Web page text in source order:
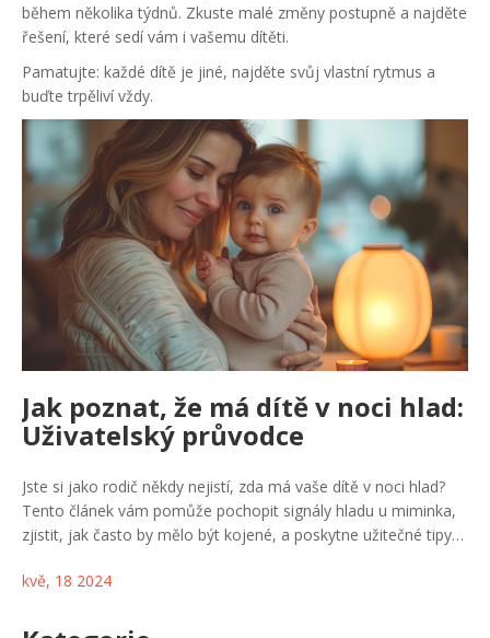
během několika týdnů. Zkuste malé změny postupně a najděte
řešení, které sedí vám i vašemu dítěti.
Pamatujte: každé dítě je jiné, najděte svůj vlastní rytmus a
buďte trpěliví vždy.
Jak poznat, že má dítě v noci hlad:
Uživatelský průvodce
Jste si jako rodič někdy nejistí, zda má vaše dítě v noci hlad?
Tento článek vám pomůže pochopit signály hladu u miminka,
zjistit, jak často by mělo být kojené, a poskytne užitečné tipy
kvě, 18 2024